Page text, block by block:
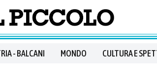
- BALCANI MONDO CULTURA E